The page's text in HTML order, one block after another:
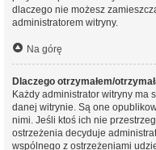
dlaczego nie możesz
administratorem witryny.
Na górę
Dlaczego otrzymałem/
Każdy administrator witryny ma
danej witrynie. Są one
nimi. Jeśli ktoś ich nie
ostrzeżenia decyduje
wspólnego z ostrzeżeniami